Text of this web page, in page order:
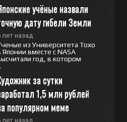
учёные назвали
дату гибели Земли
лет назад
из Университета Тохо
Японии вместе с NASA
год, в котором
за сутки
1,5 млн рублей
популярном меме
лет назад